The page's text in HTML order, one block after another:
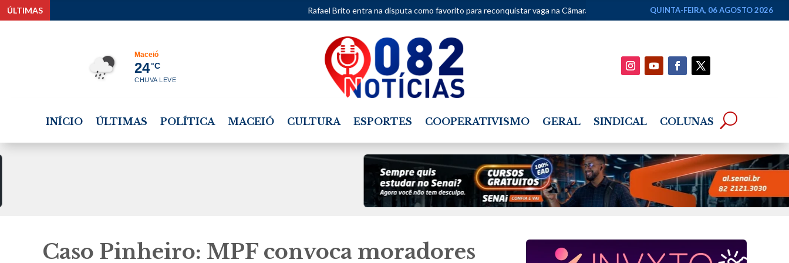
ÚLTIMAS Rafael Brito entra na disputa como favorito para reconquistar vaga na Câmara Federal • CRB chega a 45 títulos estaduais após CBF reconhecer
QUINTA-FEIRA, 06 AGOSTO 2026
Maceió
24°C
CHUVA LEVE
INÍCIO ÚLTIMAS POLÍTICA MACEIÓ CULTURA ESPORTES COOPERATIVISMO GERAL SINDICAL COLUNAS
Caso Pinheiro: MPF convoca moradores